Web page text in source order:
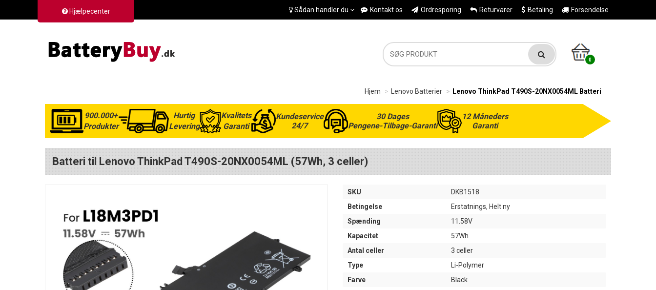
Hjælpecenter Sådan handler du Kontakt os Ordresporing Returvarer Betaling Forsendelse
0
Hjem Lenovo Batterier Lenovo ThinkPad T490S-20NX0054ML Batteri
900.000+
Produkter
Hurtig
Levering
Kvalitets
Garanti
Kundeservice
24/7
30 Dages
Pengene-Tilbage-Garanti
12 Måneders
Garanti
Batteri til Lenovo ThinkPad T490S-20NX0054ML (57Wh, 3 celler)
SKU
DKB1518
Betingelse
Erstatnings, Helt ny
Spænding
11.58V
Kapacitet
57Wh
Antal celler
3 celler
Type
Li-Polymer
Farve
Black